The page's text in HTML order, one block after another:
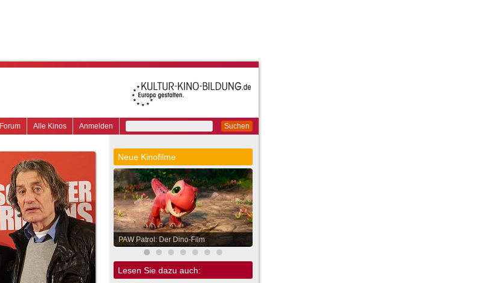
Suchen
Anmelden
Alle Kinos
Forum
Neue Kinofilme
PAW Patrol: Der Dino-Film
Lesen Sie dazu auch: